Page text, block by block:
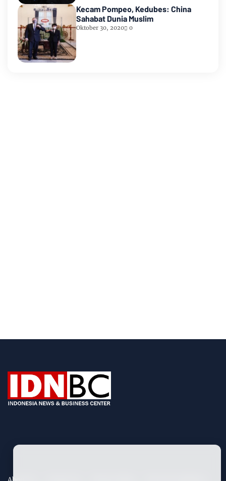
Kecam Pompeo, Kedubes: China
Sahabat Dunia Muslim
Oktober 30, 2020 0